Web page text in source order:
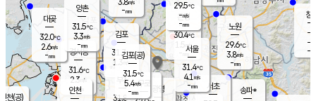
경서동
31.6℃
2.3 m/s
-mm
m/s
-mm
대곶
32.0℃
2.6m/s
-mm
창
-
-m/
-
김포
31.7℃
1.3 m/s
mm
광명
부천
31.8℃
양촌
31.5℃
3.3m/s
-mm
구로
은평
30.4℃
1.5 m/s
- mm
노원
29.6℃
3.8m/s
-mm
송파*
서초
29.5℃
-m/s
-mm
인천(공)
김포(공)
31.5℃
5.4m/s
-mm
인천
서울
31.4℃
4.1 m/s
-mm